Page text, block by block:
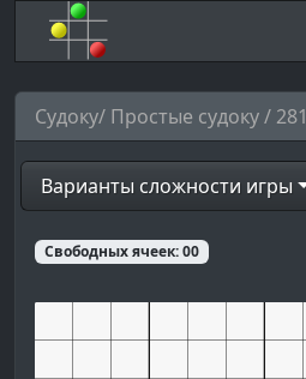
Судоку/ Простые судоку / 281
Варианты сложности игры
Свободных ячеек:00